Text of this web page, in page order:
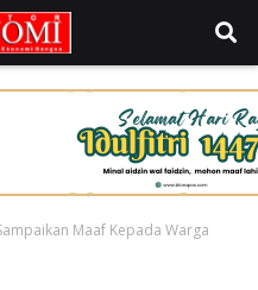
Maaf Kepada Warga